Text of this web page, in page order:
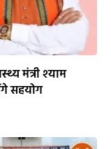
मंत्री श्याम
सहयोग